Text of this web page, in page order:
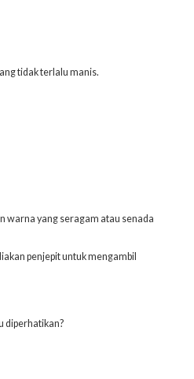
tidak terlalu manis.
warna yang seragam atau senada
penjepit untuk mengambil
diperhatikan?